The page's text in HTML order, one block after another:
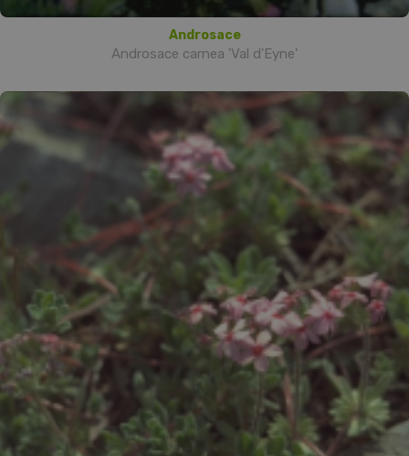
Androsace
Androsace carnea 'Val d'Eyne'